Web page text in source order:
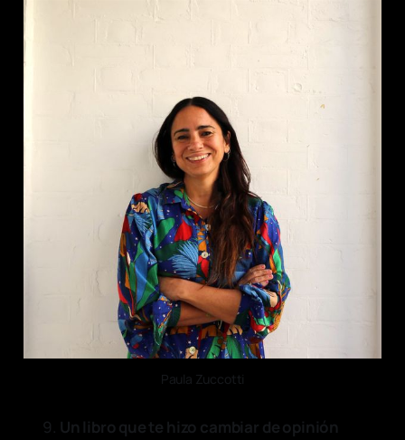
Paula Zuccotti
Un libro que te hizo cambiar de opinión